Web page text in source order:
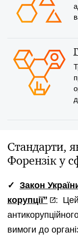
Cтандарти,
Форензік у
✓ Закон
корупції”
: Цей
вимоги до